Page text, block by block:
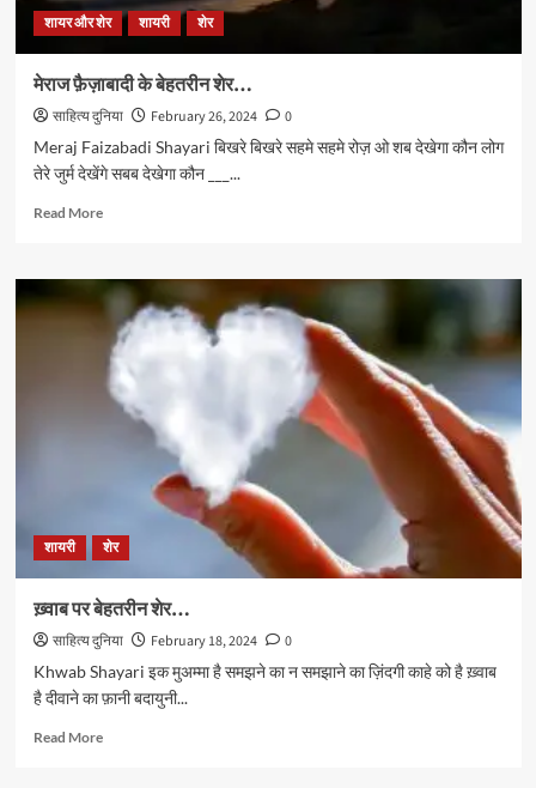
शायर और शेर शायरी शेर
मेराज फ़ैज़ाबादी के बेहतरीन शेर…
साहित्य दुनिया February 26, 2024
0
Meraj Faizabadi Shayari बिखरे बिखरे सहमे सहमे रोज़ ओ शब देखेगा कौन लोग
तेरे जुर्म देखेंगे सबब देखेगा कौन ___...
Read MoreRead
मेराज
फ़ैज़ाबादी
बेहतरीन
शेर…
शायरी शेर
ख़्वाब पर बेहतरीन शेर…
साहित्य दुनिया February 18, 2024
0
Khwab Shayari इक मुअम्मा है समझने का न समझाने का ज़िंदगी काहे को है ख़्वाब
है दीवाने का फ़ानी बदायुनी...
Read MoreRead